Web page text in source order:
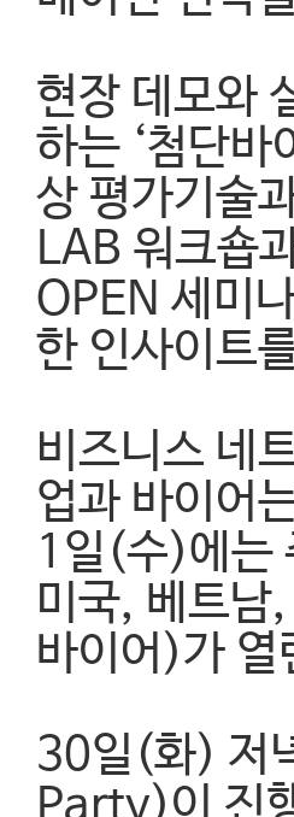
현장 데모와
하는 ‘첨단
상 평가기술
LAB 워크숍
OPEN 세미
한 인사이트
비즈니스 네
업과 바이어
1일(수)에는
미국, 베트남
바이어)가 열
30일(화) 저